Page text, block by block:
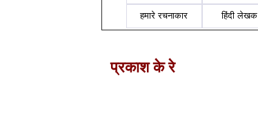
हमारे रचनाकार हिंदी लेखक
प्रकाश के रे